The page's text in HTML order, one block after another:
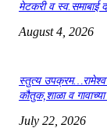
मेटकरी व स्व.समाबाई
August 4, 2026
स्तुत्य
कौतुक,शाळा व
July 22, 2026